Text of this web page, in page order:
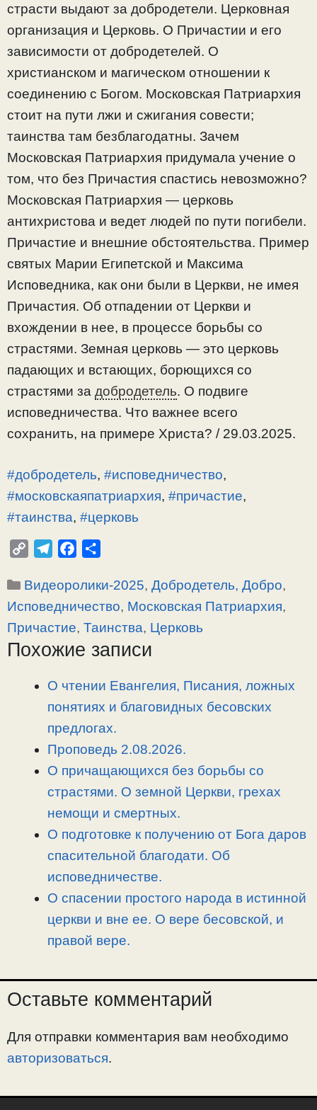
страсти выдают за добродетели. Церковная
организация и Церковь. О Причастии и его
зависимости от добродетелей. О
христианском и магическом отношении к
соединению с Богом. Московская Патриархия
стоит на пути лжи и сжигания совести;
таинства там безблагодатны. Зачем
Московская Патриархия придумала учение о
том, что без Причастия спастись невозможно?
Московская Патриархия — церковь
антихристова и ведет людей по пути погибели.
Причастие и внешние обстоятельства. Пример
святых Марии Египетской и Максима
Исповедника, как они были в Церкви, не имея
Причастия. Об отпадении от Церкви и
вхождении в нее, в процессе борьбы со
страстями. Земная церковь — это церковь
падающих и встающих, борющихся со
страстями за добродетель. О подвиге
исповедничества. Что важнее всего
сохранить, на примере Христа? / 29.03.2025.
#добродетель, #исповедничество,
#московскаяпатриархия, #причастие,
#таинства, #церковь
p
y
n
l
e
a
c
e
o
п
р
и
Рубрики
Видеоролики-2025,Добродетель, Добро,
Исповедничество, Московская Патриархия,
Причастие, Таинства, Церковь
Похожие записи
О чтении Евангелия, Писания, ложных
понятиях и благовидных бесовских
предлогах.
Проповедь 2.08.2026.
О причащающихся без борьбы со
страстями. О земной Церкви, грехах
немощи и смертных.
О подготовке к получению от Бога даров
спасительной благодати. Об
исповедничестве.
О спасении простого народа в истинной
церкви и вне ее. О вере бесовской, и
правой вере.
Оставьте комментарий
Для отправки комментария вам необходимо
авторизоваться.